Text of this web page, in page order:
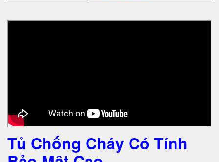
Tủ Chống Cháy Có Tính